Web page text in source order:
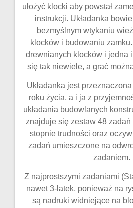
ułożyć klocki aby powstał
instrukcji. Układanka
bezmyślnym wtykaniu
klocków i budowaniu
drewnianych klocków i jedna
się tak niewiele, a grać
Układanka jest
roku życia, a i ja z
układania budowlanych
znajduje się zestaw 48
stopnie trudności oraz
zadań umieszczone na
zadaniem.
Z najprostszymi zadaniami
nawet 3-latek, ponieważ na
są nadruki widniejące na